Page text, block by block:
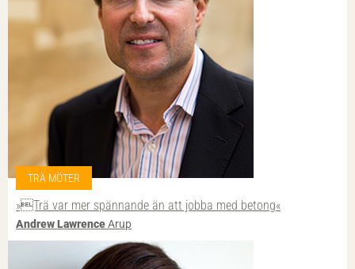
TRÄ MÖTER
»Trä var mer spännande än att jobba med betong«
Andrew LawrenceArup